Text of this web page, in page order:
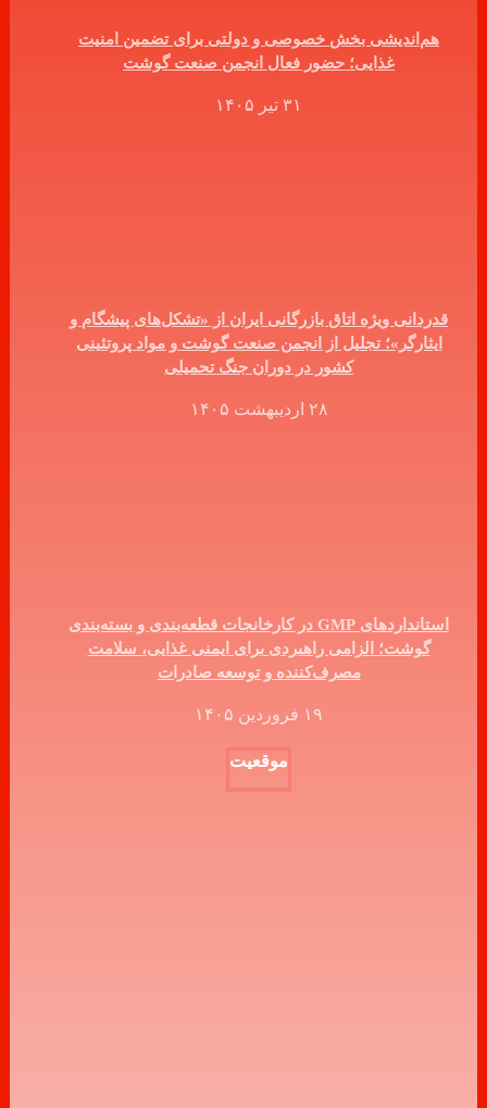
هم‌اندیشی بخش خصوصی و دولتی برای تضمین امنیت
غذایی؛ حضور فعال انجمن صنعت گوشت
۳۱ تیر ۱۴۰۵
قدردانی ویژه اتاق بازرگانی ایران از «تشکل‌های پیشگام و
ایثارگر»؛ تجلیل از انجمن صنعت گوشت و مواد پروتئینی
کشور در دوران جنگ تحمیلی
۲۸ اردیبهشت ۱۴۰۵
استانداردهای GMP در کارخانجات قطعه‌بندی و بسته‌بندی
گوشت؛ الزامی راهبردی برای ایمنی غذایی، سلامت
مصرف‌کننده و توسعه صادرات
۱۹ فروردین ۱۴۰۵
موقعیت